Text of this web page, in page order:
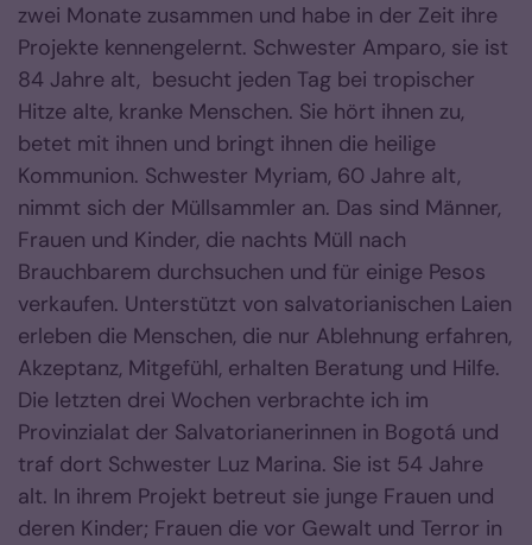
zwei Monate zusammen und habe in der Zeit ihre
Projekte kennengelernt. Schwester Amparo, sie ist
84 Jahre alt, besucht jeden Tag bei tropischer
Hitze alte, kranke Menschen. Sie hört ihnen zu,
betet mit ihnen und bringt ihnen die heilige
Kommunion. Schwester Myriam, 60 Jahre alt,
nimmt sich der Müllsammler an. Das sind Männer,
Frauen und Kinder, die nachts Müll nach
Brauchbarem durchsuchen und für einige Pesos
verkaufen. Unterstützt von salvatorianischen Laien
erleben die Menschen, die nur Ablehnung erfahren,
Akzeptanz, Mitgefühl, erhalten Beratung und Hilfe.
Die letzten drei Wochen verbrachte ich im
Provinzialat der Salvatorianerinnen in Bogotá und
traf dort Schwester Luz Marina. Sie ist 54 Jahre
alt. In ihrem Projekt betreut sie junge Frauen und
deren Kinder; Frauen die vor Gewalt und Terror in